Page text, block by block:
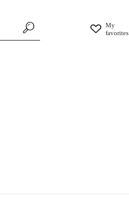
My
favorites